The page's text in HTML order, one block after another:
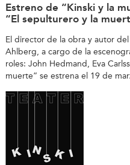
Estreno de “Kinski y la
“El sepulturero y la
El director de la obra y autor
Ahlberg, a cargo de la
roles: John Hedmand, Eva
muerte” se estrena el 19 de